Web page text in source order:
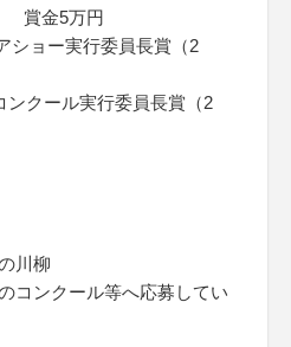
賞金5万円
ショー実行委員長賞（2
ンクール実行委員長賞（2
川柳
コンクール等へ応募してい